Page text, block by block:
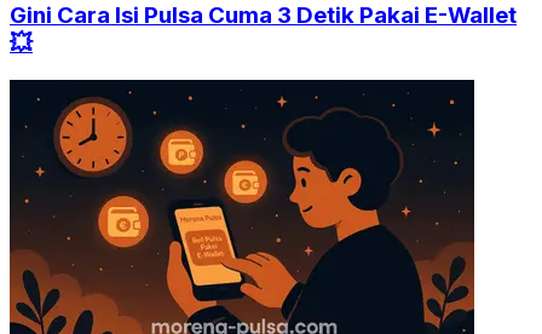
Gini Cara Isi Pulsa Cuma 3 Detik Pakai E-Wallet
💥